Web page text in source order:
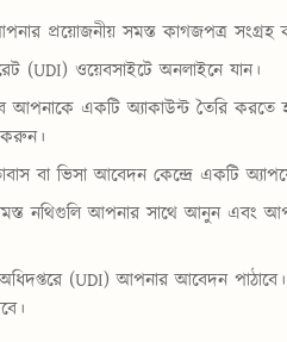
প্রয়োজনীয় সমস্ত কাগজপত্র
(UDI) ওয়েবসাইটে অনলাইনে যান।
আপনাকে একটি অ্যাকাউন্ট তৈরি
করুন।
বা ভিসা আবেদন কেন্দ্রে একটি
নথিগুলি আপনার সাথে আনুন এবং
(UDI) আপনার আবেদন